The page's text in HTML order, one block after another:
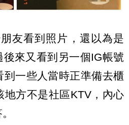
友看到照片，還以為是
來又看到另一個IG帳號
一些人當時正準備去櫃
地方不是社區KTV，內心